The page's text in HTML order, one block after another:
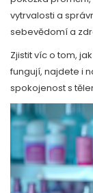
vytrvalosti a
sebevědomí a
Zjistit víc o tom,
fungují, najdete i
spokojenost s